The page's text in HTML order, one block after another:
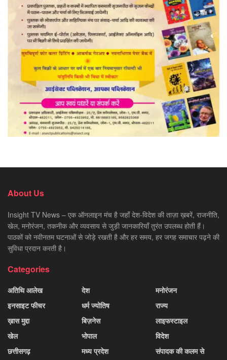
About Us
Insight TV News – एक ऑनलाइन मंच है जहाँ देश-विदेश की ताज़ा ख़बरें, राजनीति,
खेल, मनोरंजन, तकनीक और व्यवसाय से जुड़ी जानकारियाँ तुरंत उपलब्ध होती हैं।
पाठकों को नवीनतम घटनाओं से जोड़े रखती है और हर समय, हर जगह समाचार पढ़ने की
सुविधा प्रदान करती है।
Categories
अतिथि आलेख
इनसाइट फीचर
ख़ास मुद्दा
खेल
छत्तीसगढ़
देश
धर्म ज्योतिष
बिज़नेस
भोपाल
मध्य प्रदेश
मनोरंजन
राज्य
लाइफस्टाइल
विदेश
संपादक की कलम से